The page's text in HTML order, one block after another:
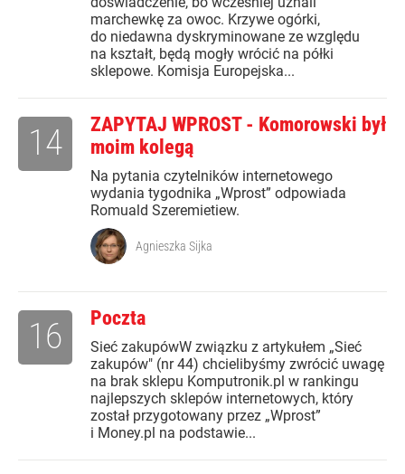
marchewkę za owoc. Krzywe ogórki,
do niedawna dyskryminowane ze względu
na kształt, będą mogły wrócić na półki
sklepowe. Komisja Europejska...
ZAPYTAJ WPROST - Komorowski był
moim kolegą
Na pytania czytelników internetowego
wydania tygodnika „Wprost” odpowiada
Romuald Szeremietiew.
14
Agnieszka Sijka
Poczta
Sieć zakupówW związku z artykułem „Sieć
zakupów" (nr 44) chcielibyśmy zwrócić uwagę
na brak sklepu Komputronik.pl w rankingu
najlepszych sklepów internetowych, który
został przygotowany przez „Wprost”
i Money.pl na podstawie...
16